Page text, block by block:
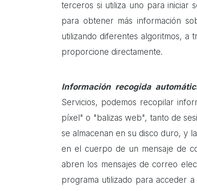
terceros si utiliza uno para iniciar
para obtener más información
utilizando diferentes algoritmos, a
proporcione directamente.
Información recogida
Servicios, podemos recopilar
píxel" o "balizas web", tanto de
se almacenan en su disco duro, y
en el cuerpo de un mensaje de
abren los mensajes de correo
programa utilizado para acceder